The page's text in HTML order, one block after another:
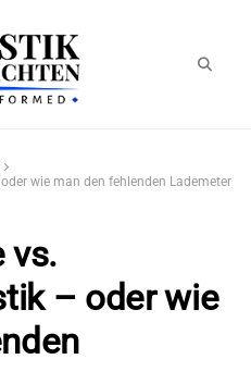
wie man den fehlenden Lademeter
vs.
– oder wie